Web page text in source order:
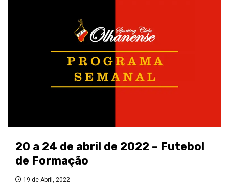
20 a 24 de abril de 2022 – Futebol
de Formação
19 de Abril, 2022